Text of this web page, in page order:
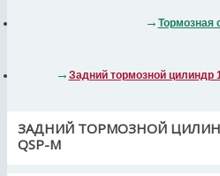
Тормозная
Задний тормозной цилиндр
ЗАДНИЙ ТОРМОЗНОЙ
QSP-M